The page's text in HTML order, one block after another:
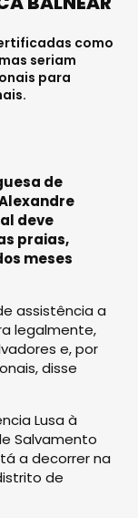
como
seriam
para
de
deve
praias,
meses
assistência a
legalmente,
e, por
disse
Lusa à
Salvamento
a decorrer na
de